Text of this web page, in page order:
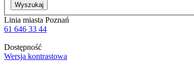
Wyszukaj
Linia miasta Poznań
61 646 33 44
Dostępność
Wersja kontrastowa